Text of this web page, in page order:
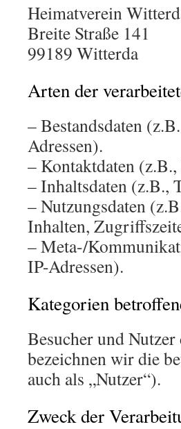
Heimatverein
Breite Straße 141
99189 Witterda
Arten der
– Bestandsdaten
Adressen).
– Kontaktdaten
– Inhaltsdaten (z.B.,
– Nutzungsdaten
Inhalten,
– Meta-/
IP-Adressen).
Kategorien
Besucher und
bezeichnen wir die
auch als „Nutzer“).
Zweck der